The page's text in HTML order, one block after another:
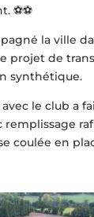
⚽⚽
la ville
projet de
synthétique.
le club a
coulée en